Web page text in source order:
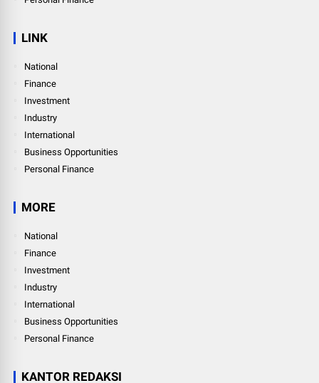
LINK
National
Finance
Investment
Industry
International
Business Opportunities
Personal Finance
MORE
National
Finance
Investment
Industry
International
Business Opportunities
Personal Finance
KANTOR REDAKSI